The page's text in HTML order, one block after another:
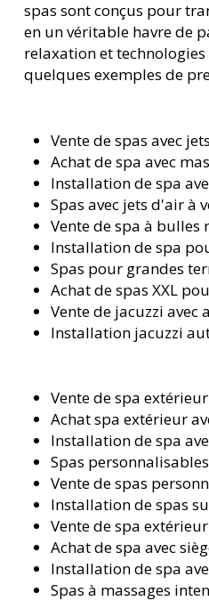
spas sont conçus pour
en un véritable havre de
relaxation et technologies
quelques exemples de
Vente de spas avec
Achat de spa avec
Installation de spa
Spas avec jets d'air à
Vente de spa à bulles
Installation de spa
Spas pour grandes
Achat de spas XXL
Vente de jacuzzi avec
Installation jacuzzi
Vente de spa
Achat spa extérieur
Installation de spa
Spas
Vente de spas
Installation de spas
Vente de spa
Achat de spa avec
Installation de spa
Spas à massages